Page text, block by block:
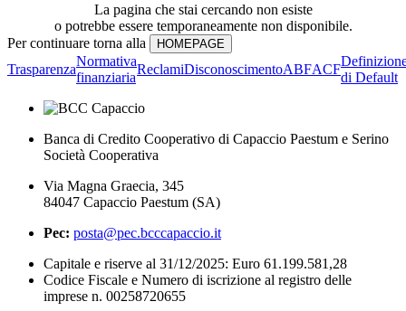
La pagina che stai cercando non esiste
o potrebbe essere temporaneamente non disponibile.
Per continuare torna alla
Trasparenza
Normativa
finanziaria
ReclamiDisconoscimentoABFACF
di Default
Banca di Credito Cooperativo di Capaccio Paestum e Serino
Società Cooperativa
Via Magna Graecia, 345
84047 Capaccio Paestum (SA)
Pec: posta@pec.bcccapaccio.it
Capitale e riserve al 31/12/2025: Euro 61.199.581,28
Codice Fiscale e Numero di iscrizione al registro delle
imprese n. 00258720655